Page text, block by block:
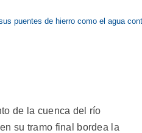
de la cuenca del río
su tramo final bordea la